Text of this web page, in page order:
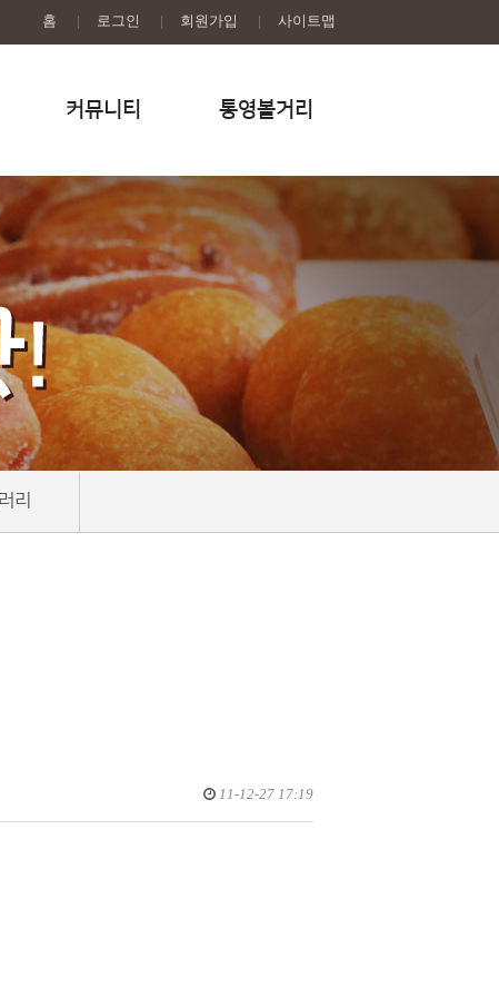
홈 | 로그인 | 회원가입 | 사이트맵
커뮤니티 통영볼거리
리
11-12-27 17:19